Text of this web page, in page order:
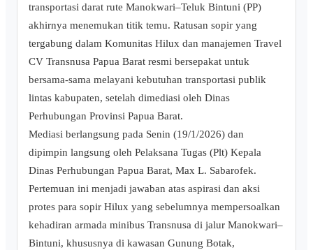
transportasi darat rute Manokwari–Teluk Bintuni (PP)
akhirnya menemukan titik temu. Ratusan sopir yang
tergabung dalam Komunitas Hilux dan manajemen Travel
CV Transnusa Papua Barat resmi bersepakat untuk
bersama-sama melayani kebutuhan transportasi publik
lintas kabupaten, setelah dimediasi oleh Dinas
Perhubungan Provinsi Papua Barat.
Mediasi berlangsung pada Senin (19/1/2026) dan
dipimpin langsung oleh Pelaksana Tugas (Plt) Kepala
Dinas Perhubungan Papua Barat, Max L. Sabarofek.
Pertemuan ini menjadi jawaban atas aspirasi dan aksi
protes para sopir Hilux yang sebelumnya mempersoalkan
kehadiran armada minibus Transnusa di jalur Manokwari–
Bintuni, khususnya di kawasan Gunung Botak,